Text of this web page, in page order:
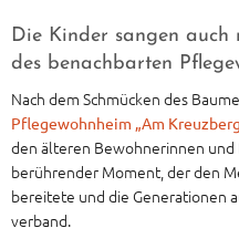
Die Kinder sangen auch
des benachbarten
Nach dem Schmücken des
Pflegewohnheim „Am
den älteren Bewohnerinnen
berührender Moment, der den
bereitete und die Generationen
verband.